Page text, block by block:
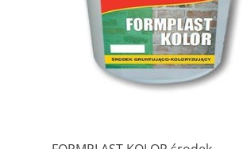
Produkt niedostępny